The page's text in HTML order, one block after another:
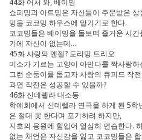
44화 어서 와, 베이밍
쇼피밍과 아트밍은 자신들이 주문받은
밍을 코코밍 하우스에 맡기기로 한다.
코코밍들은 베이밍을 돌보며 즐거운 시
기에 자신이 없는데…
45화 사랑의 엔젤? 도리밍 트리오
미소가 기르는 고양이 아만다를 짝사랑
그런 순둥이를 돕고자 사랑의 큐피드 작
과연 작전은 성공할 수 있을까?
46화 신데렐라 대소동
학예회에서 신데렐라 연극을 하게 된 5
은 절대 못 한다며 포기하려 하지만,
지호의 응원에 힘입어 열심히 연습한다.
없는 채언은 자신감을 잃고 코코밍들은